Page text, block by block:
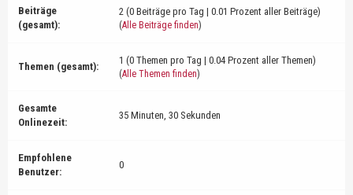
Beiträge
(gesamt):
2 (0 Beiträge pro Tag | 0.01 Prozent aller Beiträge)
(Alle Beiträge finden)
Themen (gesamt):
1 (0 Themen pro Tag | 0.04 Prozent aller Themen)
(Alle Themen finden)
Gesamte
Onlinezeit:
35 Minuten, 30 Sekunden
Empfohlene
Benutzer:
0